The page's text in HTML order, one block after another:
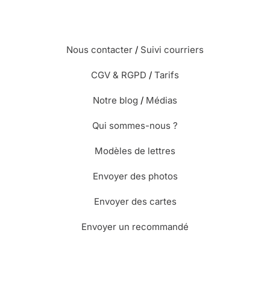
Nous contacter / Suivi courriers
CGV & RGPD / Tarifs
Notre blog / Médias
Qui sommes-nous ?
Modèles de lettres
Envoyer des photos
Envoyer des cartes
Envoyer un recommandé